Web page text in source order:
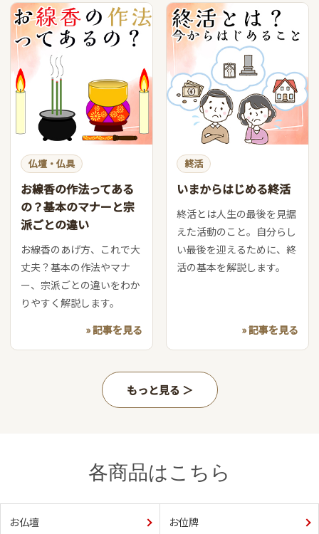
仏壇・仏具
お線香の作法ってある
の？基本のマナーと宗
派ごとの違い
お線香のあげ方、これで大
丈夫？基本の作法やマナ
ー、宗派ごとの違いをわか
りやすく解説します。
» 記事を見る
終活
いまからはじめる終活
終活とは人生の最後を見据
えた活動のこと。自分らし
い最後を迎えるために、終
活の基本を解説します。
» 記事を見る
もっと見る
各商品はこちら
お仏壇 お位牌